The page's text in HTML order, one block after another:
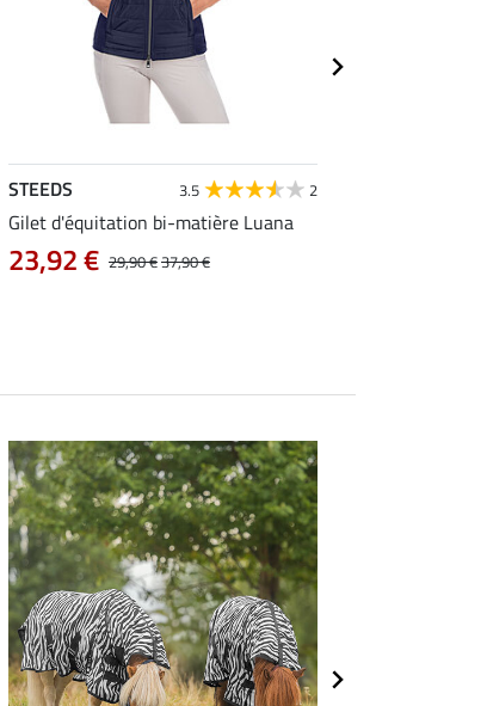
STEEDS 3.5 2
Gilet d'équitation bi-matière Luana
29,90 €37,90 €
23,92 €